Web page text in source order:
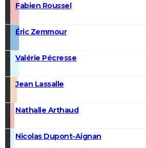
Fabien Roussel
Éric Zemmour
Valérie Pécresse
Jean Lassalle
Nathalie Arthaud
Nicolas Dupont-Aignan